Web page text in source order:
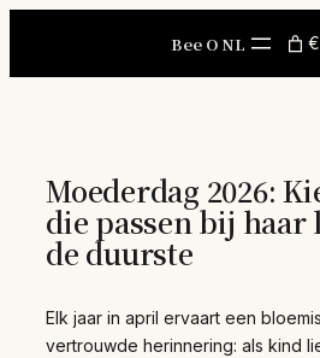
Bee O NL
Moederdag 2026:
die passen bij haar
de duurste
Elk jaar in april ervaart een
vertrouwde herinnering: als kind